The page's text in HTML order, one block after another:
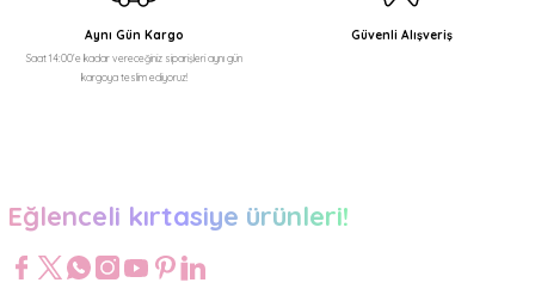
Aynı Gün Kargo
Saat 14:00'e kadar vereceğiniz siparişleri aynı gün
kargoya teslim ediyoruz!
Güvenli Alışveriş
Eğlenceli kırtasiye ürünleri!